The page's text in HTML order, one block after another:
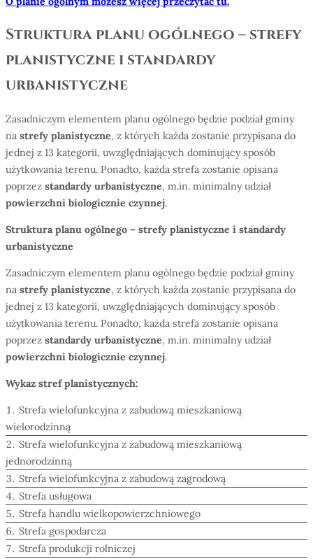
Struktura planu ogólnego – strefy
planistyczne i standardy
urbanistyczne
Zasadniczym elementem planu ogólnego będzie podział gminy
na strefy planistyczne, z których każda zostanie przypisana do
jednej z 13 kategorii, uwzględniających dominujący sposób
użytkowania terenu. Ponadto, każda strefa zostanie opisana
poprzez standardy urbanistyczne, m.in. minimalny udział
powierzchni biologicznie czynnej.
Struktura planu ogólnego – strefy planistyczne i standardy
urbanistyczne
Zasadniczym elementem planu ogólnego będzie podział gminy
na strefy planistyczne, z których każda zostanie przypisana do
jednej z 13 kategorii, uwzględniających dominujący sposób
użytkowania terenu. Ponadto, każda strefa zostanie opisana
poprzez standardy urbanistyczne, m.in. minimalny udział
powierzchni biologicznie czynnej.
Wykaz stref planistycznych:
Strefa wielofunkcyjna z zabudową mieszkaniową
wielorodzinną
Strefa wielofunkcyjna z zabudową mieszkaniową
jednorodzinną
Strefa wielofunkcyjna z zabudową zagrodową
Strefa usługowa
Strefa handlu wielkopowierzchniowego
Strefa gospodarcza
Strefa produkcji rolniczej